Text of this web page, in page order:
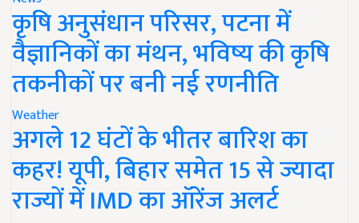
कृषि अनुसंधान परिसर, पटना में
वैज्ञानिकों का मंथन, भविष्य की कृषि
तकनीकों पर बनी नई रणनीति
Weather
अगले 12 घंटों के भीतर बारिश का
कहर! यूपी, बिहार समेत 15 से ज्यादा
राज्यों में IMD का ऑरेंज अलर्ट